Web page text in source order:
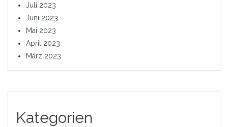
Juli 2023
Juni 2023
Mai 2023
April 2023
März 2023
Kategorien